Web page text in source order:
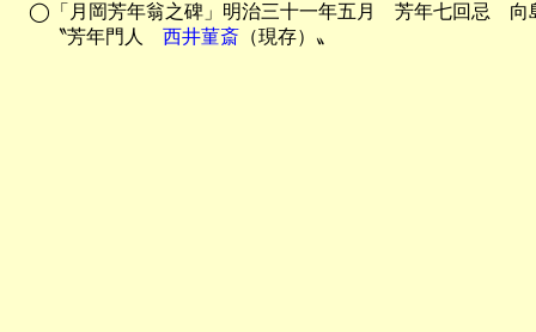
◯「月岡芳年翁之碑」明治三十一年五月　芳年七回忌　向
〝芳年門人 西井菫斎 （現存）〟